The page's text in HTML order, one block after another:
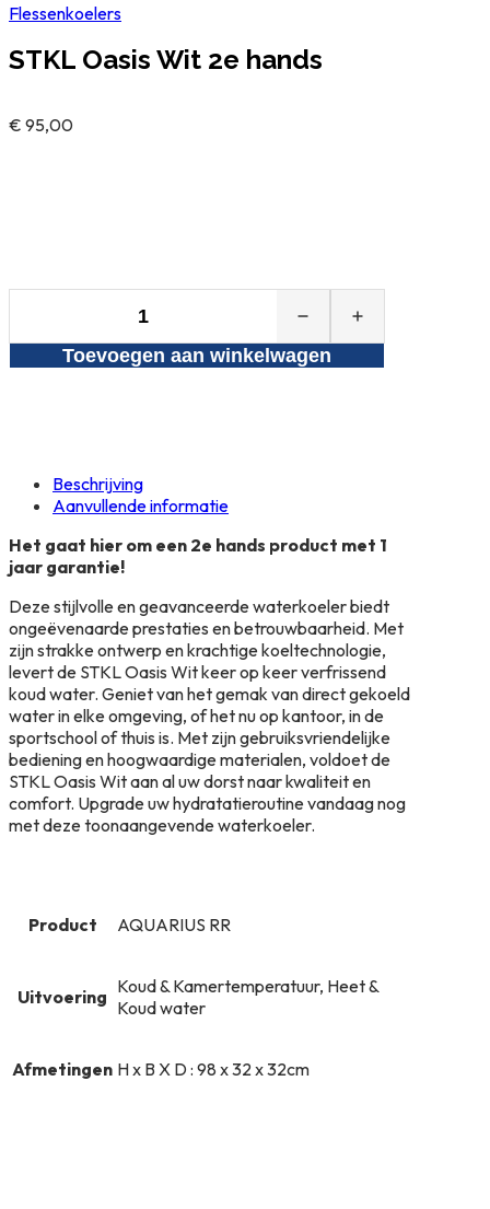
Flessenkoelers
STKL Oasis Wit 2e hands
€ 95,00
Oasis
Wit
Toevoegen aan winkelwagen
Beschrijving
Aanvullende informatie
Het gaat hier om een 2e hands product met 1
jaar garantie!
Deze stijlvolle en geavanceerde waterkoeler biedt
ongeëvenaarde prestaties en betrouwbaarheid. Met
zijn strakke ontwerp en krachtige koeltechnologie,
levert de STKL Oasis Wit keer op keer verfrissend
koud water. Geniet van het gemak van direct gekoeld
water in elke omgeving, of het nu op kantoor, in de
sportschool of thuis is. Met zijn gebruiksvriendelijke
bediening en hoogwaardige materialen, voldoet de
STKL Oasis Wit aan al uw dorst naar kwaliteit en
comfort. Upgrade uw hydratatieroutine vandaag nog
met deze toonaangevende waterkoeler.
Product AQUARIUS RR
Uitvoering Koud & Kamertemperatuur, Heet &
Koud water
Afmetingen H x B X D : 98 x 32 x 32cm